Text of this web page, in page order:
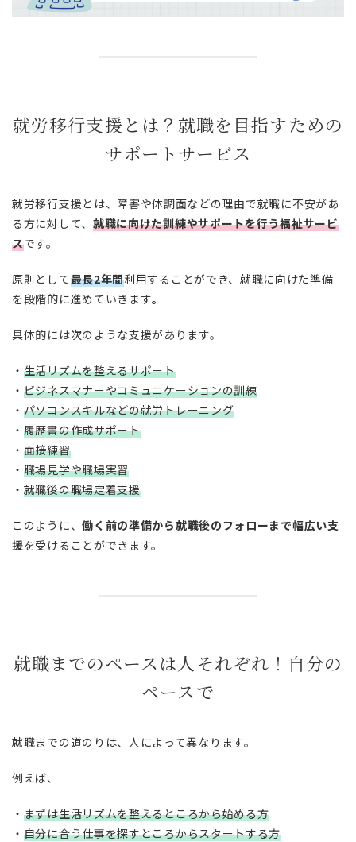
就労移行支援とは？就職を目指すための
サポートサービス
就労移行支援とは、障害や体調面などの理由で就職に不安があ
る方に対して、 就職に向けた訓練やサポートを行う福祉サービ
スです。
原則として最長2年間利用することができ、就職に向けた準備
を段階的に進めていきます。
具体的には次のような支援があります。
・ 生活リズムを整えるサポート
・ ビジネスマナーやコミュニケーションの訓練
・ パソコンスキルなどの就労トレーニング
・ 履歴書の作成サポート
・ 面接練習
・ 職場見学や職場実習
・ 就職後の職場定着支援
このように、働く前の準備から就職後のフォローまで幅広い支
援を受けることができます。
就職までのペースは人それぞれ！自分の
ペースで
就職までの道のりは、人によって異なります。
例えば、
・ まずは生活リズムを整えるところから始める方
・ 自分に合う仕事を探すところからスタートする方